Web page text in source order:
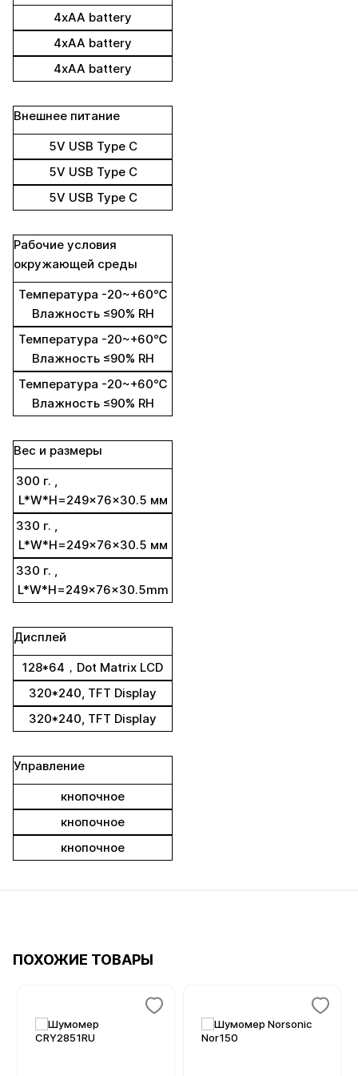
4xAA battery
4xAA battery
4xAA battery
Внешнее питание
5V USB Type C
5V USB Type C
5V USB Type C
Рабочие условия
окружающей среды
Температура -20~+60℃
Влажность ≤90% RH
Температура -20~+60℃
Влажность ≤90% RH
Температура -20~+60℃
Влажность ≤90% RH
Вес и размеры
300 г. ,
L*W*H=249x76x30.5 мм
330 г. ,
L*W*H=249x76x30.5 мм
330 г. ,
L*W*H=249x76x30.5mm
Дисплей
128*64，Dot Matrix LCD
320*240, TFT Display
320*240, TFT Display
Управление
кнопочное
кнопочное
кнопочное
ПОХОЖИЕ ТОВАРЫ